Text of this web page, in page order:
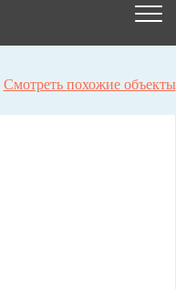
Смотреть похожие объекты